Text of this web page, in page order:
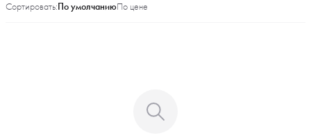
Сортировать:По умолчаниюПо цене